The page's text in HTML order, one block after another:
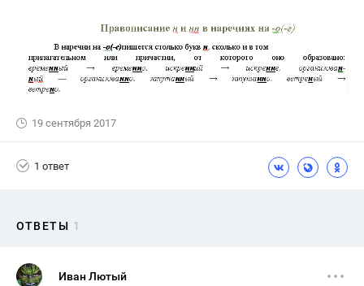
19 сентября 2017
1 ответ
ОТВЕТЫ 1
Иван Лютый